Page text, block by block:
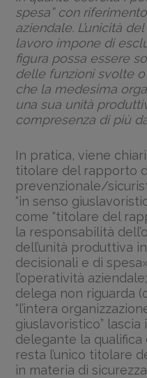
spesa” con
aziendale. L’unicità
lavoro impone di
figura possa essere
delle funzioni svolte
che la medesima
una sua unità
compresenza di più
In pratica, viene
titolare del rapporto
prevenzionale/
“in senso
come “titolare del
la responsabilità
dell’unità produttiva
decisionali e di
l’operatività
delega non riguarda
“l’intera
giuslavoristico”
delegante la
resta l’unico titolare
in materia di